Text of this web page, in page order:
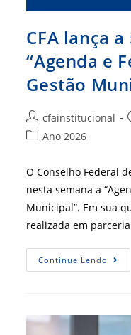
CFA lança
“Agenda e
Gestão
Autor
do
cfainstitucional
Categoria
Ano 2026
O Conselho Federal
nesta semana a
Municipal”. Em sua
realizada em
Continue Lendo CFA
Lança